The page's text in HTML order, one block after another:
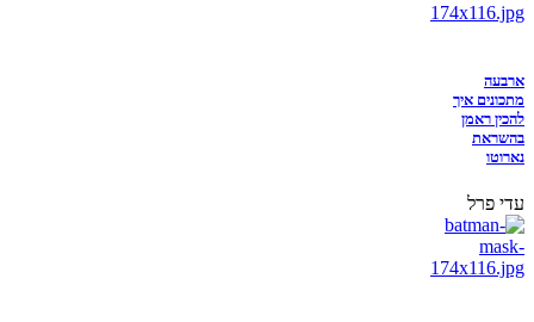
ארבעה
מתכונים איך
להכין ראמן
בהשראת
נארוטו
עדי פרל